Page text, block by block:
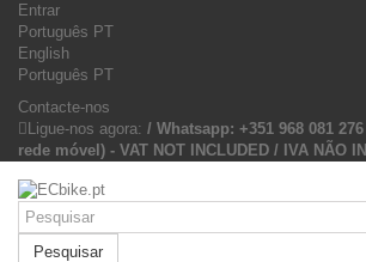
Entrar
Português PT
English
Português PT
Contacte-nos
Ligue-nos agora: / Whatsapp: +351 968 081
rede móvel) - VAT NOT INCLUDED / IVA NÃO
Pesquisar